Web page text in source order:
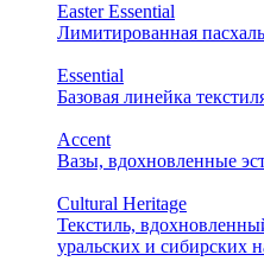
Easter Essential
Лимитированная
Essential
Базовая линейка
Accent
Вазы, вдохновленные
Cultural Heritage
Текстиль,
уральских и сибирских